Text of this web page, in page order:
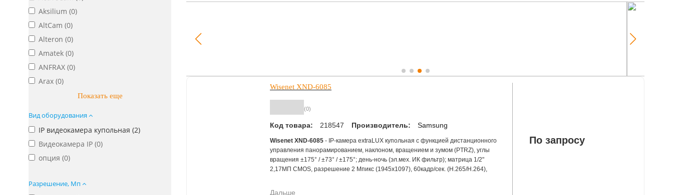
Aksilium (0)
AltCam (0)
Alteron (0)
Amatek (0)
ANFRAX (0)
Arax (0)
Показать еще
Вид оборудования
IP видеокамера купольная (2)
Видеокамера IP (0)
опция (0)
Разрешение, Мп
Wisenet XND-6085
(0)
Код товара: 218547 Производитель: Samsung
Wisenet XND-6085 - IP-камера extraLUX купольная с функцией дистанционного
управления панорамированием, наклоном, вращением и зумом (PTRZ), углы
вращения ±175° / ±73° / ±175°; день-ночь (эл.мех. ИК фильтр); матрица 1/2"
2,17МП CMOS, разрешение 2 Мпикс (1945x1097), 60кадр/сек. (H.265/H.264),
Дальше
По запросу